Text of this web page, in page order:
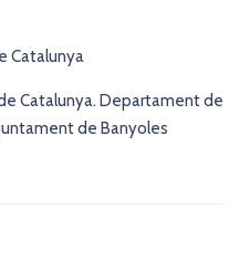
Catalunya
Catalunya. Departament de
de Banyoles